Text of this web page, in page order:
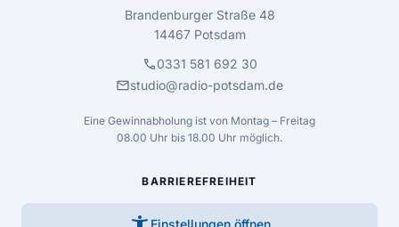
Brandenburger Straße 48
14467 Potsdam
call0331 581 692 30
mailstudio@radio-potsdam.de
Eine Gewinnabholung ist von Montag – Freitag
08.00 Uhr bis 18.00 Uhr möglich.
BARRIEREFREIHEIT
Einstellungen öffnen